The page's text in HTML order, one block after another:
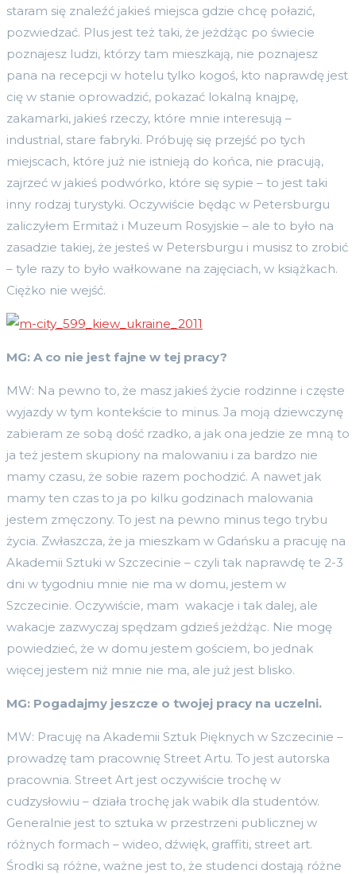
staram się znaleźć jakieś miejsca gdzie chcę połazić,
pozwiedzać. Plus jest też taki, że jeżdżąc po świecie
poznajesz ludzi, którzy tam mieszkają, nie poznajesz
pana na recepcji w hotelu tylko kogoś, kto naprawdę jest
cię w stanie oprowadzić, pokazać lokalną knajpę,
zakamarki, jakieś rzeczy, które mnie interesują –
industrial, stare fabryki. Próbuję się przejść po tych
miejscach, które już nie istnieją do końca, nie pracują,
zajrzeć w jakieś podwórko, które się sypie – to jest taki
inny rodzaj turystyki. Oczywiście będąc w Petersburgu
zaliczyłem Ermitaż i Muzeum Rosyjskie – ale to było na
zasadzie takiej, że jesteś w Petersburgu i musisz to zrobić
– tyle razy to było wałkowane na zajęciach, w książkach.
Ciężko nie wejść.
MG: A co nie jest fajne w tej pracy?
MW: Na pewno to, że masz jakieś życie rodzinne i częste
wyjazdy w tym kontekście to minus. Ja moją dziewczynę
zabieram ze sobą dość rzadko, a jak ona jedzie ze mną to
ja też jestem skupiony na malowaniu i za bardzo nie
mamy czasu, że sobie razem pochodzić. A nawet jak
mamy ten czas to ja po kilku godzinach malowania
jestem zmęczony. To jest na pewno minus tego trybu
życia. Zwłaszcza, że ja mieszkam w Gdańsku a pracuję na
Akademii Sztuki w Szczecinie – czyli tak naprawdę te 2-3
dni w tygodniu mnie nie ma w domu, jestem w
Szczecinie. Oczywiście, mam wakacje i tak dalej, ale
wakacje zazwyczaj spędzam gdzieś jeżdżąc. Nie mogę
powiedzieć, że w domu jestem gościem, bo jednak
więcej jestem niż mnie nie ma, ale już jest blisko.
MG: Pogadajmy jeszcze o twojej pracy na uczelni.
MW: Pracuję na Akademii Sztuk Pięknych w Szczecinie –
prowadzę tam pracownię Street Artu. To jest autorska
pracownia. Street Art jest oczywiście trochę w
cudzysłowiu – działa trochę jak wabik dla studentów.
Generalnie jest to sztuka w przestrzeni publicznej w
różnych formach – wideo, dźwięk, graffiti, street art.
Środki są różne, ważne jest to, że studenci dostają różne